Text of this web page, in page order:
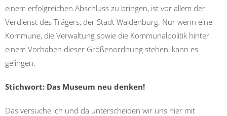
einem erfolgreichen Abschluss zu bringen, ist vor allem der
Verdienst des Trägers, der Stadt Waldenburg. Nur wenn eine
Kommune, die Verwaltung sowie die Kommunalpolitik hinter
einem Vorhaben dieser Größenordnung stehen, kann es
gelingen.
Stichwort: Das Museum neu denken!
Das versuche ich und da unterscheiden wir uns hier mit